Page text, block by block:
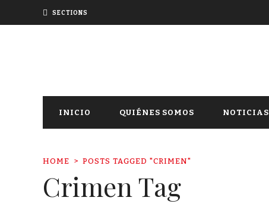
SECTIONS
INICIO QUIÉNES SOMOS NOTICIAS
HOME POSTS TAGGED "CRIMEN"
Crimen Tag